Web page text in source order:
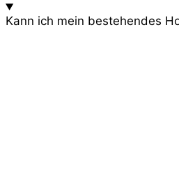
Kann ich mein bestehendes